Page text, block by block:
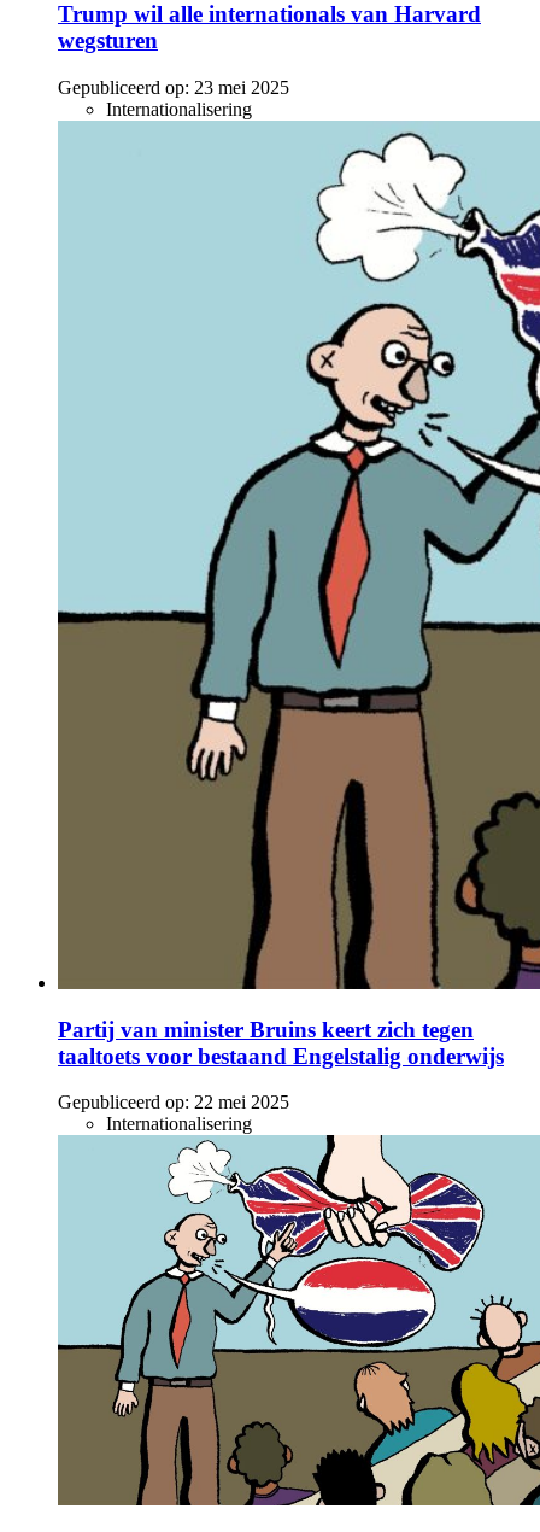
Trump wil alle internationals van Harvard
wegsturen
Gepubliceerd op: 23 mei 2025
Internationalisering
Partij van minister Bruins keert zich tegen
taaltoets voor bestaand Engelstalig onderwijs
Gepubliceerd op: 22 mei 2025
Internationalisering